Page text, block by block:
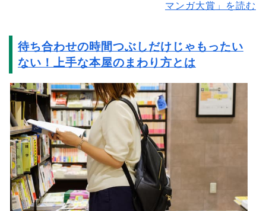
マンガ大賞」を読む
待ち合わせの時間つぶしだけじゃもったい
ない！上手な本屋のまわり方とは